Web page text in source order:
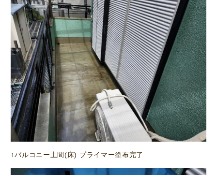
↑バルコニー土間(床) プライマー塗布完了